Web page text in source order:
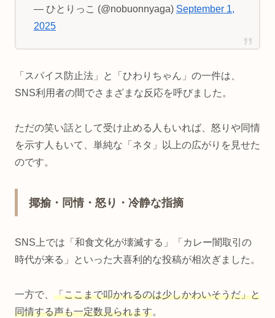
— ひとりっこ (@nobuonnyaga) September 1,
2025
「スパイス防止法」と「ひわりちゃん」の一件は、
SNS利用者の間でさまざまな反応を呼びました。
ただの笑い話として受け止める人もいれば、怒りや同情
を示す人もいて、単純な「ネタ」以上の広がりを見せた
のです。
揶揄・同情・怒り・冷静な指摘
SNS上では「和食文化が壊滅する」「カレー闇取引の
時代が来る」といった大喜利的な投稿が相次ぎました。
一方で、 「ここまで叩かれるのは少しかわいそうだ」と
同情する声も一定数見られます。